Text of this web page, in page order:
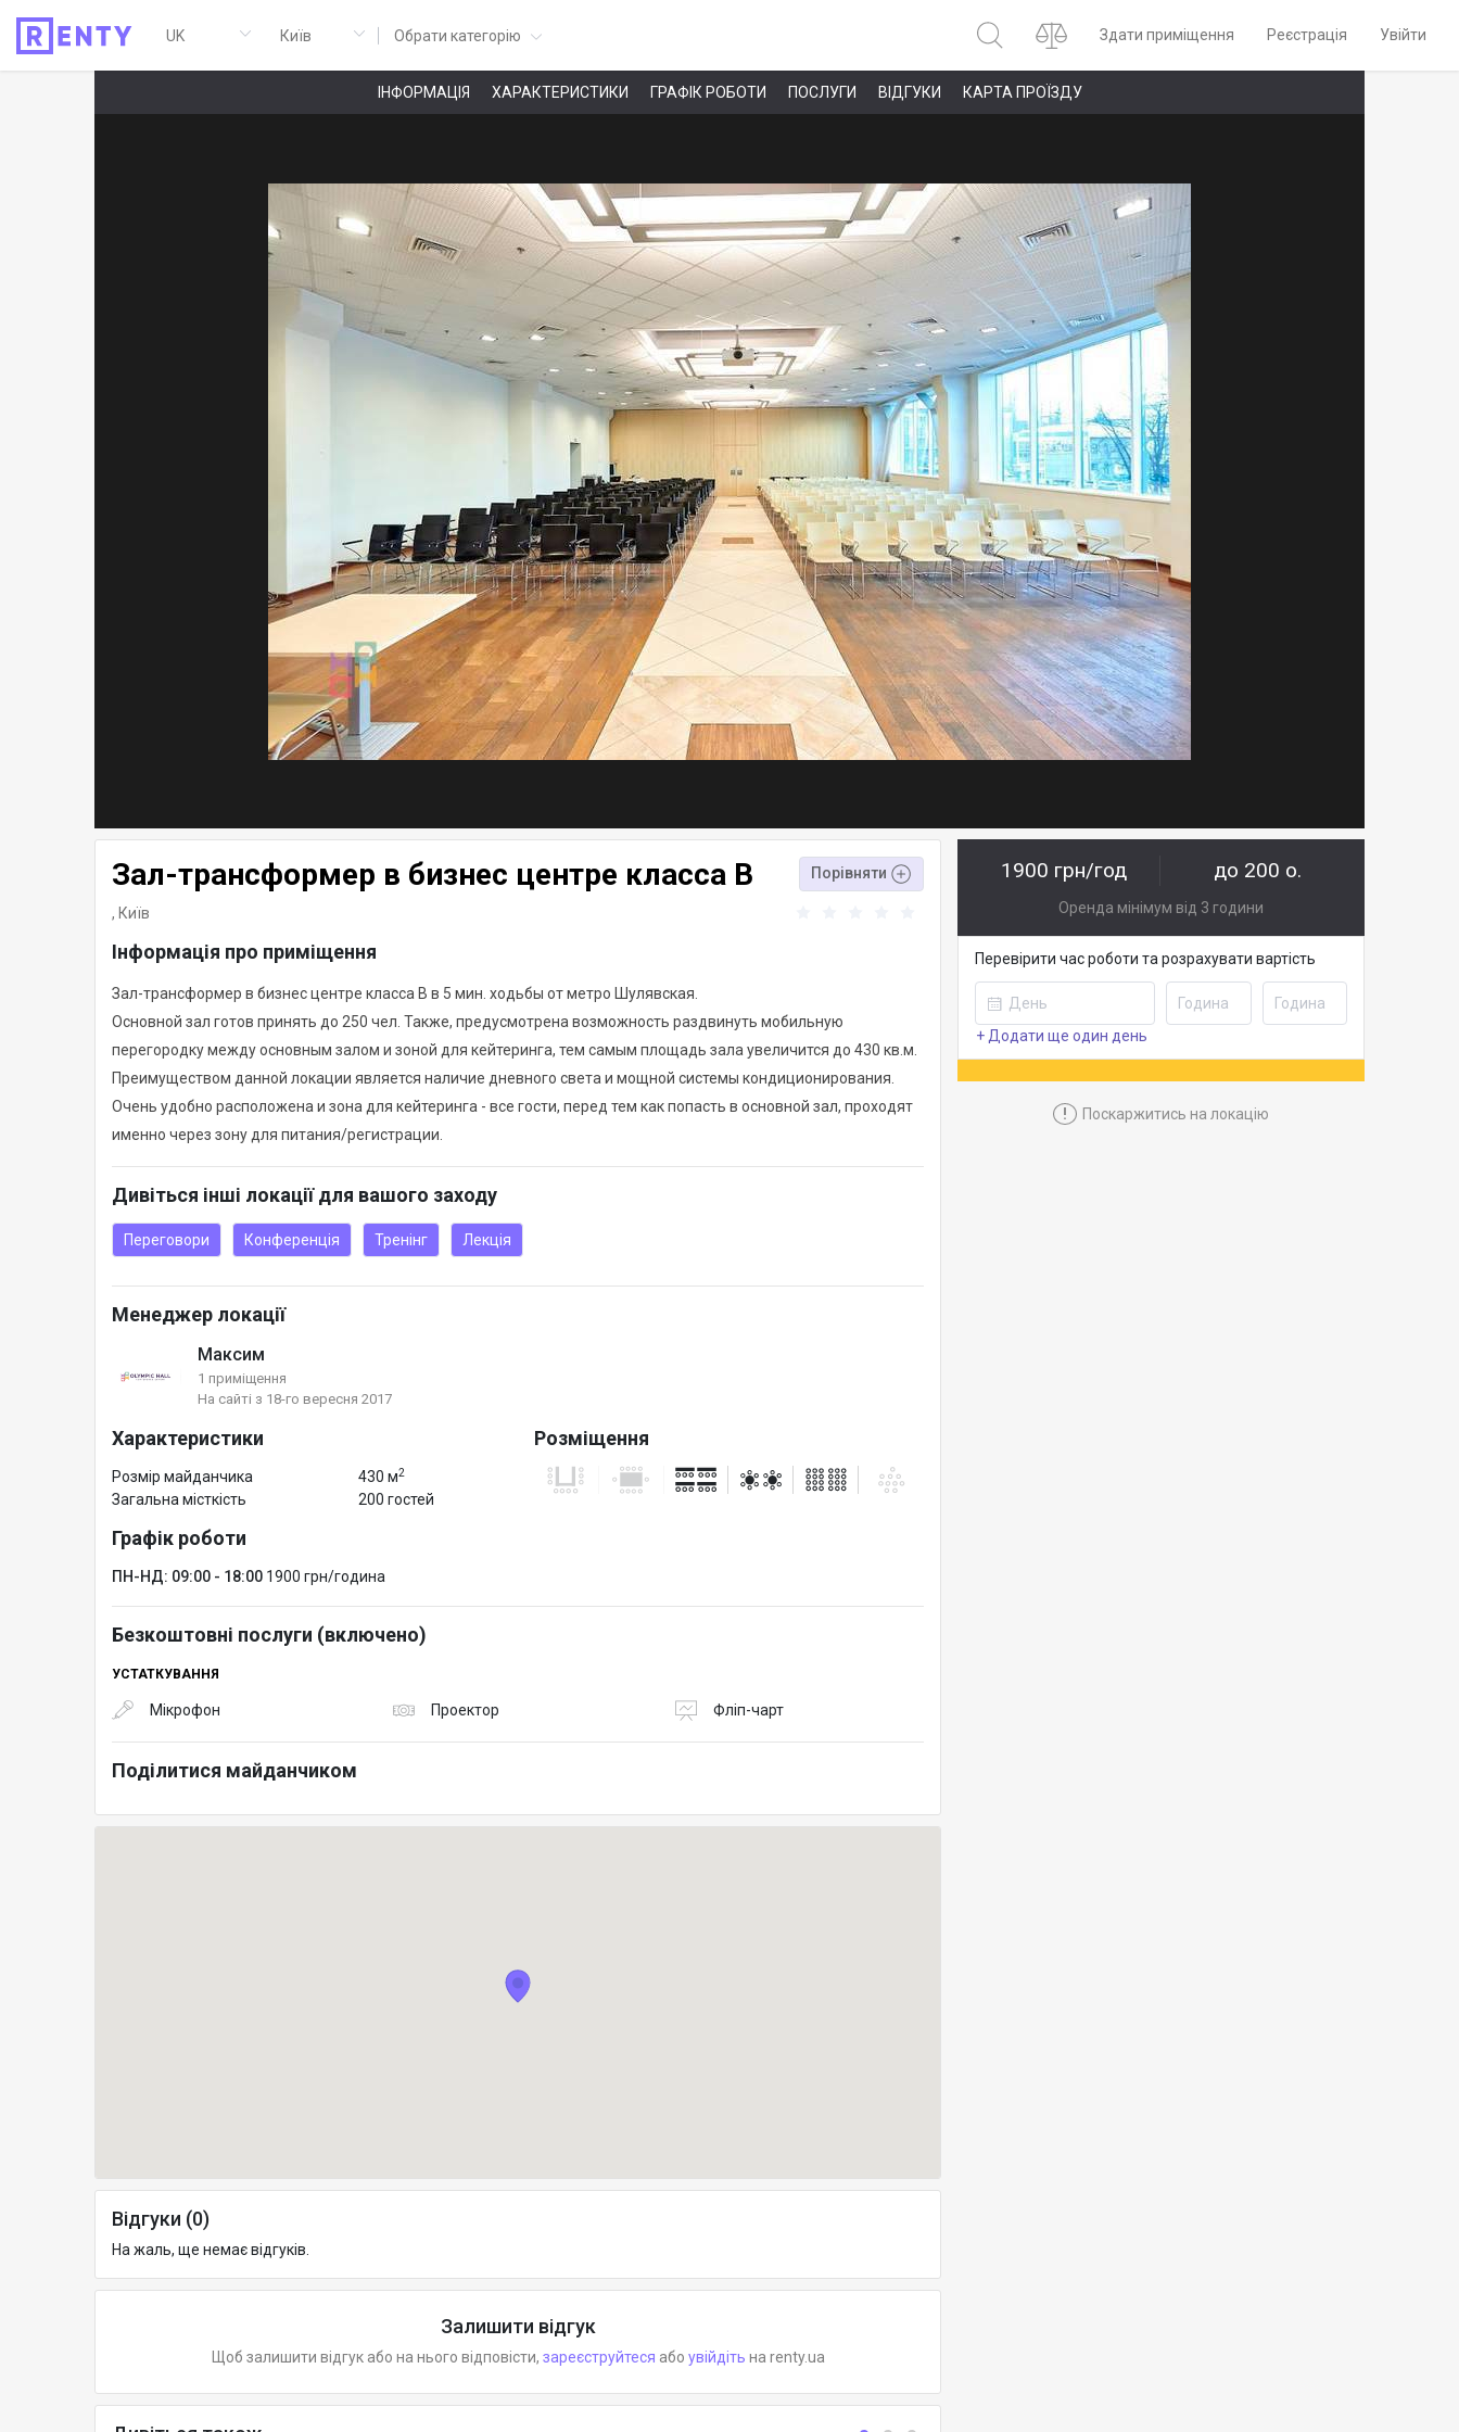
Обрати категорію Здати приміщення Реєстрація Увійти
ІНФОРМАЦІЯ ХАРАКТЕРИСТИКИ ГРАФІК РОБОТИ ПОСЛУГИ ВІДГУКИ КАРТА ПРОЇЗДУ
Зал-трансформер в бизнес центре класса В Порівняти
, Київ
Інформація про приміщення
Зал-трансформер в бизнес центре класса В в 5 мин. ходьбы от метро Шулявская.
Основной зал готов принять до 250 чел. Также, предусмотрена возможность раздвинуть мобильную
перегородку между основным залом и зоной для кейтеринга, тем самым площадь зала увеличится до 430 кв.м.
Преимуществом данной локации является наличие дневного света и мощной системы кондиционирования.
Очень удобно расположена и зона для кейтеринга - все гости, перед тем как попасть в основной зал, проходят
именно через зону для питания/регистрации.
Дивіться інші локації для вашого заходу
Переговори Конференція Тренінг Лекція
Менеджер локації
Максим
1 приміщення
На сайті з 18-го вересня 2017
Характеристики
Розмір майданчика 430 м2
Загальна місткість 200 гостей
Розміщення
Графік роботи
ПН-НД: 09:00 - 18:00 1900 грн/година
Безкоштовні послуги (включено)
УСТАТКУВАННЯ
Мікрофон Проектор Фліп-чарт
Поділитися майданчиком
Відгуки (0)
На жаль, ще немає відгуків.
Залишити відгук
Щоб залишити відгук або на нього відповісти, зареєструйтеся або увійдіть на renty.ua
1900 грн/год до 200 о.
Оренда мінімум від 3 години
Перевірити час роботи та розрахувати вартість
+ Додати ще один день
! Поскаржитись на локацію